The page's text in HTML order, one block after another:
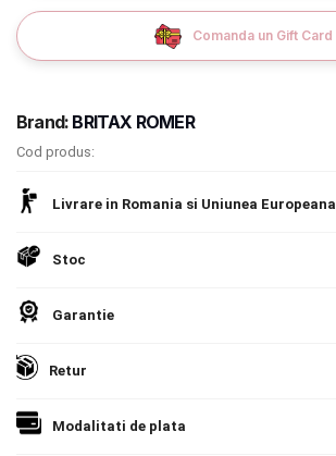
Instalare scaune/scoici auto
ANPC SAL
SOL
Contact
Comanda un Gift Card
Brand: BRITAX ROMER
Cod produs:
Livrare in Romania si Uniunea Europeana
Stoc
Garantie
Retur
Modalitati de plata
Romania, direct la client.
Detalii
Detalii